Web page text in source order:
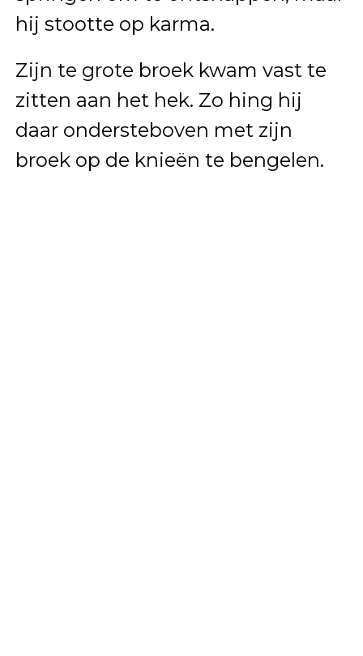
hij stootte op karma.
Zijn te grote broek kwam vast te
zitten aan het hek. Zo hing hij
daar ondersteboven met zijn
broek op de knieën te bengelen.